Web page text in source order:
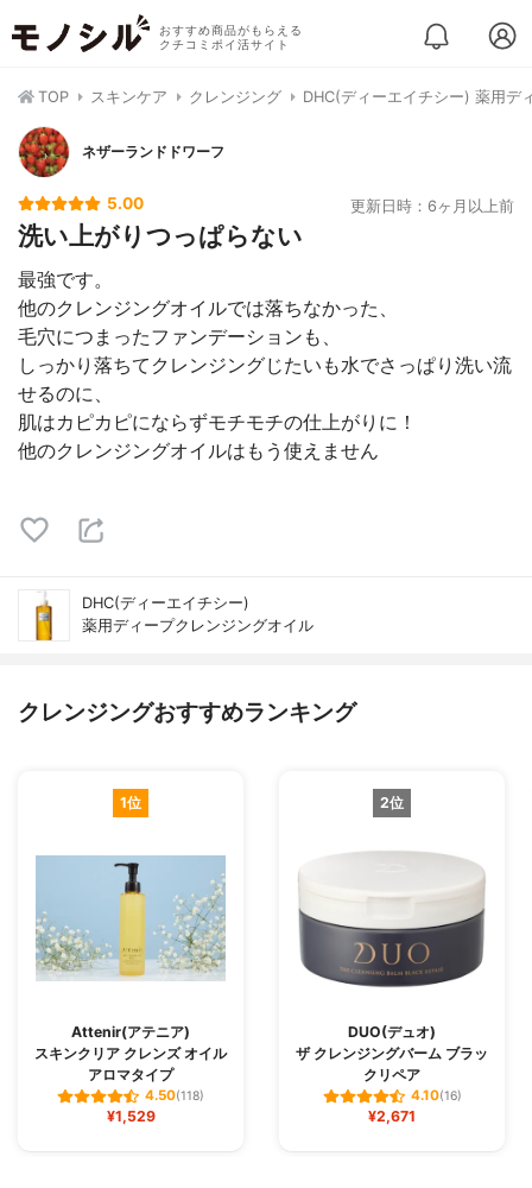
おすすめ商品がもらえる
クチコミポイ活サイト
TOP スキンケア クレンジング DHC(ディーエイチシー) 薬用デ
ネザーランドドワーフ
5.00 更新日時：6ヶ月以上前
洗い上がりつっぱらない
最強です。
他のクレンジングオイルでは落ちなかった、
毛穴につまったファンデーションも、
しっかり落ちてクレンジングじたいも水でさっぱり洗い流
せるのに、
肌はカピカピにならずモチモチの仕上がりに！
他のクレンジングオイルはもう使えません
DHC(ディーエイチシー)
薬用ディープクレンジングオイル
クレンジングおすすめランキング
1位
Attenir(アテニア)
スキンクリア クレンズ オイル
アロマタイプ
4.50(118)
¥1,529
2位
DUO(デュオ)
ザ クレンジングバーム ブラッ
クリペア
4.10(16)
¥2,671